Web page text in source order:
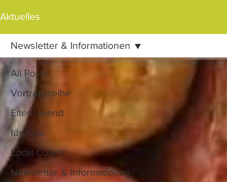
Aktuelles
All Posts
Vortragsreihe
Elternabend
für Kids
Local Coach
Newsletter & Informationen
Newsletter & Informationen